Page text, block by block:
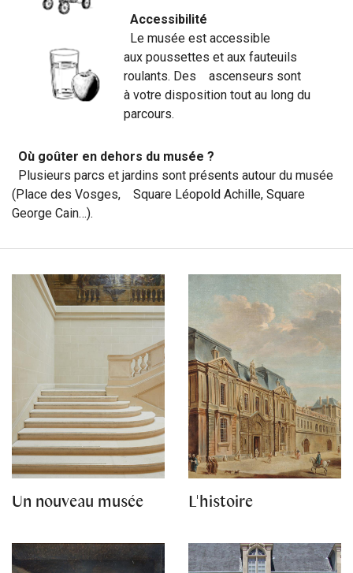
Accessibilité
Le musée est accessible
aux poussettes et aux fauteuils
roulants. Des ascenseurs sont
à votre disposition tout au long du
parcours.
Où goûter en dehors du musée ?
Plusieurs parcs et jardins sont présents autour du musée
(Place des Vosges, Square Léopold Achille, Square
George Cain…).
Un nouveau musée L'histoire